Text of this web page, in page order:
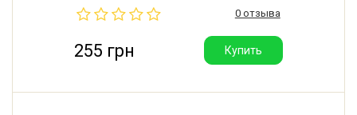
0 отзыва
255 грн Купить